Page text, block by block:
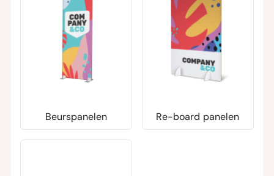
Beurspanelen Re-board panelen